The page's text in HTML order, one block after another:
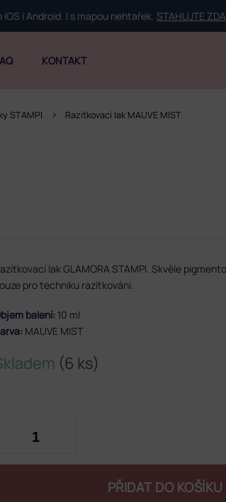
i Android. I s mapou nehtařek. STAHUJTE
KONTAKT
STAMPI Razítkovací lak MAUVE MIST
(6 ks)
PŘIDAT DO KOŠÍKU
lak GLAMORA STAMPI. Skvěle
pro techniku razítkování.
balení: 10 ml
MAUVE MIST